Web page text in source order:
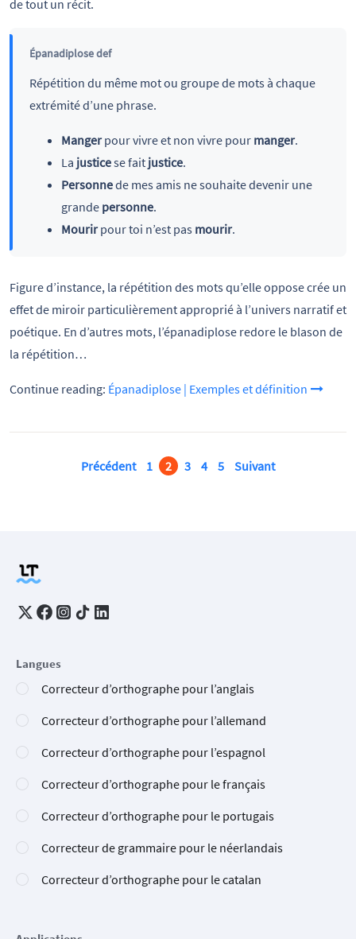
de tout un récit.
Épanadiplose def
Répétition du même mot ou groupe de mots à chaque
extrémité d’une phrase.
Mangerpour vivre et non vivre pour manger.
La justicese fait justice.
Personnede mes amis ne souhaite devenir une
grande personne.
Mourirpour toi n’est pas mourir.
Figure d’instance, la répétition des mots qu’elle oppose crée un
effet de miroir particulièrement approprié à l’univers narratif et
poétique. En d’autres mots, l’épanadiplose redore le blason de
la répétition…
Continue reading: Épanadiplose | Exemples et définition
Précédent 1 2 3 4 5 Suivant
Langues
Correcteur d’orthographe pour l’anglais
Correcteur d’orthographe pour l’allemand
Correcteur d’orthographe pour l’espagnol
Correcteur d’orthographe pour le français
Correcteur d’orthographe pour le portugais
Correcteur de grammaire pour le néerlandais
Correcteur d’orthographe pour le catalan